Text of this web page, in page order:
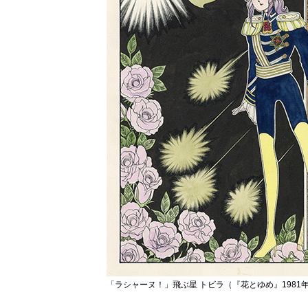
「ラシャーヌ！」飛ぶ星 トビラ（『花とゆめ』1981